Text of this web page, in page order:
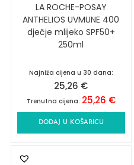
LA ROCHE-POSAY
ANTHELIOS UVMUNE 400
dječje mlijeko SPF50+
250ml
Najniža cijena u 30 dana:
25,26 €
Trenutna cijena: 25,26 €
DODAJ U KOŠARICU